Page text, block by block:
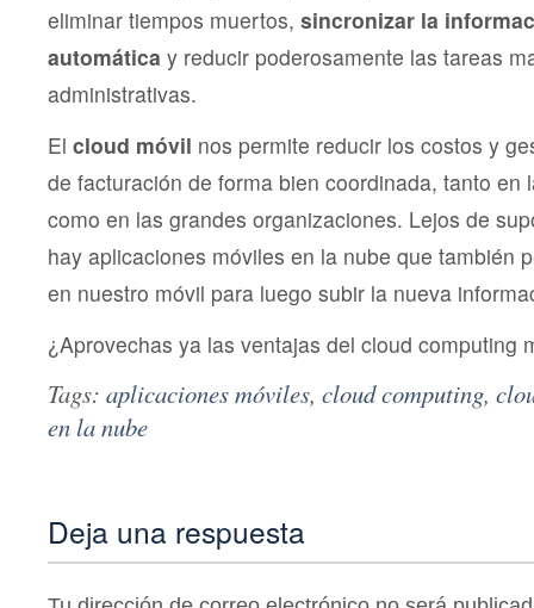
eliminar tiempos muertos, sincronizar la
automática y reducir poderosamente las tareas
administrativas.
El cloud móvil nos permite reducir los costos y
de facturación de forma bien coordinada, tanto en
como en las grandes organizaciones. Lejos de
hay aplicaciones móviles en la nube que también
en nuestro móvil para luego subir la nueva
¿Aprovechas ya las ventajas del cloud computing
Tags: aplicaciones móviles, cloud computing,
en la nube
Deja una respuesta